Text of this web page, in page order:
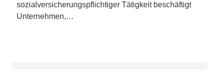
sozialversicherungspflichtiger Tätigkeit beschäftigt
Unternehmen,…